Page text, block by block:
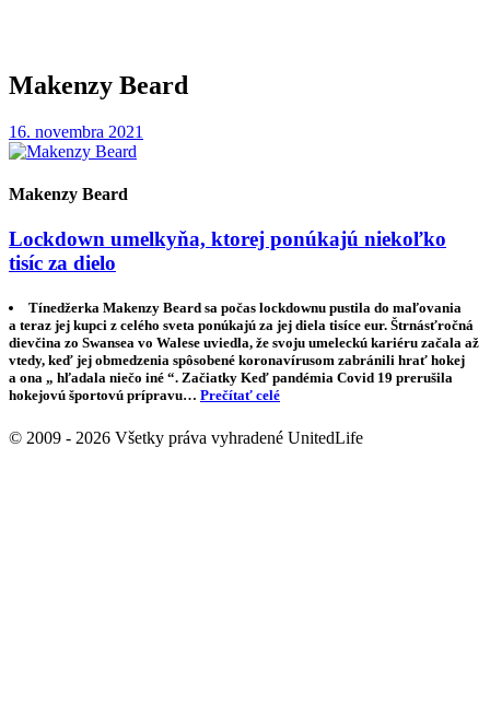
Makenzy Beard
16. novembra 2021
Makenzy Beard
Lockdown umelkyňa, ktorej ponúkajú niekoľko
tisíc za dielo
Tínedžerka Makenzy Beard sa počas lockdownu pustila do maľovania
a teraz jej kupci z celého sveta ponúkajú za jej diela tisíce eur. Štrnásťročná
dievčina zo Swansea vo Walese uviedla, že svoju umeleckú kariéru začala až
vtedy, keď jej obmedzenia spôsobené koronavírusom zabránili hrať hokej
a ona „ hľadala niečo iné “. Začiatky Keď pandémia Covid 19 prerušila
hokejovú športovú prípravu… Prečítať celé
© 2009 - 2026 Všetky práva vyhradené UnitedLife